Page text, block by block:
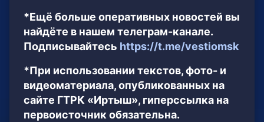
*Ещё больше оперативных новостей вы
найдёте в нашем телеграм-канале.
Подписывайтесь https://t.me/vestiomsk
*При использовании текстов, фото- и
видеоматериала, опубликованных на
сайте ГТРК «Иртыш», гиперссылка на
первоисточник обязательна.